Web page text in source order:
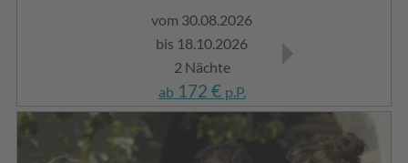
vom 30.08.2026
bis 18.10.2026
2 Nächte
ab172 € p.P.